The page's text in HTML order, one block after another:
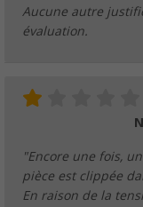
Aucune autre
évaluation.
"Encore une fois,
pièce est clippée
En raison de la